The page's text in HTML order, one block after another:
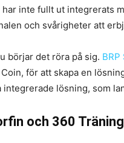
har inte fullt ut integrerats
och svårigheter att
börjar det röra på sig. BRP
för att skapa en
integrerade lösning, som
och 360